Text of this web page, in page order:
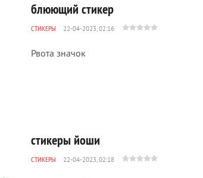
блюющий стикер
СТИКЕРЫ 22-04-2023, 02:16
Рвота значок
стикеры йоши
СТИКЕРЫ 22-04-2023, 02:18